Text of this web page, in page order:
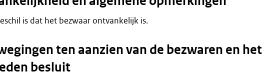
is dat het bezwaar ontvankelijk is.
ten aanzien van de bezwaren en het
besluit